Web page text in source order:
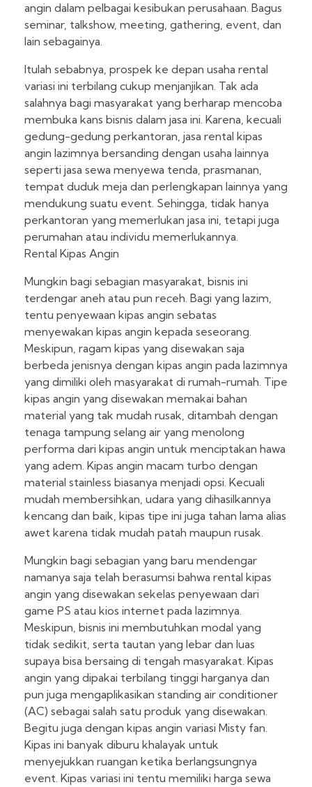
angin dalam pelbagai kesibukan perusahaan. Bagus
seminar, talkshow, meeting, gathering, event, dan
lain sebagainya.
Itulah sebabnya, prospek ke depan usaha rental
variasi ini terbilang cukup menjanjikan. Tak ada
salahnya bagi masyarakat yang berharap mencoba
membuka kans bisnis dalam jasa ini. Karena, kecuali
gedung-gedung perkantoran, jasa rental kipas
angin lazimnya bersanding dengan usaha lainnya
seperti jasa sewa menyewa tenda, prasmanan,
tempat duduk meja dan perlengkapan lainnya yang
mendukung suatu event. Sehingga, tidak hanya
perkantoran yang memerlukan jasa ini, tetapi juga
perumahan atau individu memerlukannya.
Rental Kipas Angin
Mungkin bagi sebagian masyarakat, bisnis ini
terdengar aneh atau pun receh. Bagi yang lazim,
tentu penyewaan kipas angin sebatas
menyewakan kipas angin kepada seseorang.
Meskipun, ragam kipas yang disewakan saja
berbeda jenisnya dengan kipas angin pada lazimnya
yang dimiliki oleh masyarakat di rumah-rumah. Tipe
kipas angin yang disewakan memakai bahan
material yang tak mudah rusak, ditambah dengan
tenaga tampung selang air yang menolong
performa dari kipas angin untuk menciptakan hawa
yang adem. Kipas angin macam turbo dengan
material stainless biasanya menjadi opsi. Kecuali
mudah membersihkan, udara yang dihasilkannya
kencang dan baik, kipas tipe ini juga tahan lama alias
awet karena tidak mudah patah maupun rusak.
Mungkin bagi sebagian yang baru mendengar
namanya saja telah berasumsi bahwa rental kipas
angin yang disewakan sekelas penyewaan dari
game PS atau kios internet pada lazimnya.
Meskipun, bisnis ini membutuhkan modal yang
tidak sedikit, serta tautan yang lebar dan luas
supaya bisa bersaing di tengah masyarakat. Kipas
angin yang dipakai terbilang tinggi harganya dan
pun juga mengaplikasikan standing air conditioner
(AC) sebagai salah satu produk yang disewakan.
Begitu juga dengan kipas angin variasi Misty fan.
Kipas ini banyak diburu khalayak untuk
menyejukkan ruangan ketika berlangsungnya
event. Kipas variasi ini tentu memiliki harga sewa